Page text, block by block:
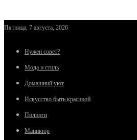
Пятница, 7 августа, 2026
Нужен совет?
Мода и стиль
Домашний уют
Искусство быть красивой
Пилинги
Маникюр